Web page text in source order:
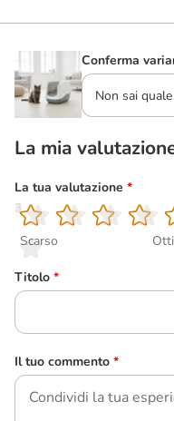
Conferma
Non sai
La mia
La tua valutazione *
1
Scarso
2
3
4
5
Titolo *
Il tuo commento *